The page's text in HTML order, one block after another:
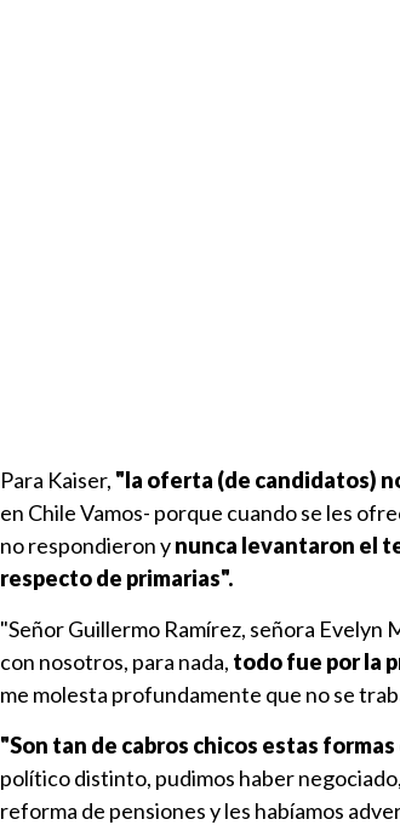
Para Kaiser, "la oferta (de candidatos)
en Chile Vamos- porque cuando se les
no respondieron ynunca levantaron el
respecto de primarias".
"Señor Guillermo Ramírez, señora
con nosotros, para nada, todo fue por la
me molesta profundamente que no se
"Son tan de cabros chicos estas formas
político distinto, pudimos haber
reforma de pensiones y les habíamos